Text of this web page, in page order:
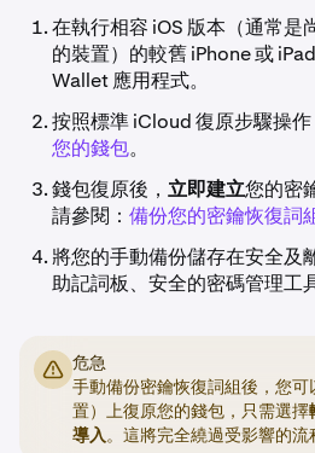
在執行相容 iOS 版本（通常是
的裝置）的較舊 iPhone 或
Wallet 應用程式。
按照標準 iCloud 復原步驟操
您的錢包。
錢包復原後，立即建立您的密
請參閱：備份您的密鑰恢復詞
將您的手動備份儲存在安全及
助記詞板、安全的密碼管理工
危急
手動備份密鑰恢復詞組後，您
置）上復原您的錢包，只需選擇
導入。這將完全繞過受影響的流